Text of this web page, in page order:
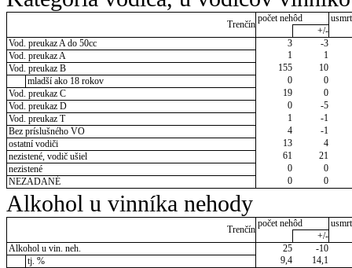
Trenčín
počet nehôd
+/-
Vod. preukaz A do 50cc
3
-3
Vod. preukaz A
1
1
Vod. preukaz B
155
10
mladší ako 18 rokov
0
0
Vod. preukaz C
19
0
Vod. preukaz D
0
-5
Vod. preukaz T
1
-1
Bez príslušného VO
4
-1
ostatní vodiči
13
4
nezistené, vodič ušiel
61
21
nezistené
0
0
NEZADANÉ
0 0
Alkohol u vinníka nehody
Trenčín
počet nehôd
+/-
Alkohol u vin. neh.
25
-10
tj. %
9,4 14,1